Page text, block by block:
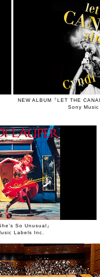
NEW ALBUM『LET THE
Sony
So Unusual』
Labels Inc.